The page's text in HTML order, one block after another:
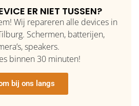
ER NIET TUSSEN?
Wij repareren alle devices in
Schermen, batterijen,
speakers.
binnen 30 minuten!
bij ons langs